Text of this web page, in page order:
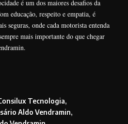
é um dos maiores desafios da
educação, respeito e empatia, é
seguras, onde cada motorista entenda
mais importante do que chegar
Tecnologia
Aldo Vendramin